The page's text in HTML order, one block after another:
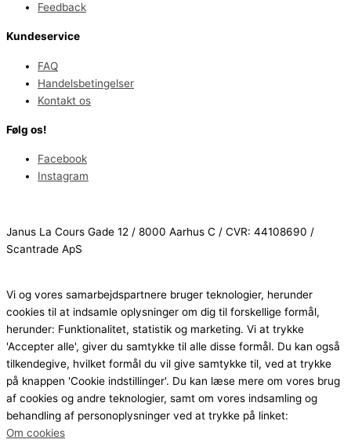
Feedback
Kundeservice
FAQ
Handelsbetingelser
Kontakt os
Følg os!
Facebook
Instagram
Janus La Cours Gade 12 / 8000 Aarhus C / CVR: 44108690 /
Scantrade ApS
Vi og vores samarbejdspartnere bruger teknologier, herunder
cookies til at indsamle oplysninger om dig til forskellige formål,
herunder: Funktionalitet, statistik og marketing. Vi at trykke
'Accepter alle', giver du samtykke til alle disse formål. Du kan også
tilkendegive, hvilket formål du vil give samtykke til, ved at trykke
på knappen 'Cookie indstillinger'. Du kan læse mere om vores brug
af cookies og andre teknologier, samt om vores indsamling og
behandling af personoplysninger ved at trykke på linket:
Om cookies